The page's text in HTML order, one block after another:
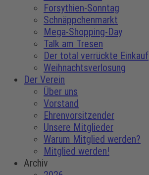
Forsythien-Sonntag
Schnäppchenmarkt
Mega-Shopping-Day
Talk am Tresen
Der total verrückte Einkauf
Weihnachtsverlosung
Der Verein
Über uns
Vorstand
Ehrenvorsitzender
Unsere Mitglieder
Warum Mitglied werden?
Mitglied werden!
Archiv